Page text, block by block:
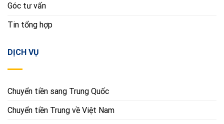
Góc tư vấn
Tin tổng hợp
DỊCH VỤ
Chuyển tiền sang Trung Quốc
Chuyển tiền Trung về Việt Nam